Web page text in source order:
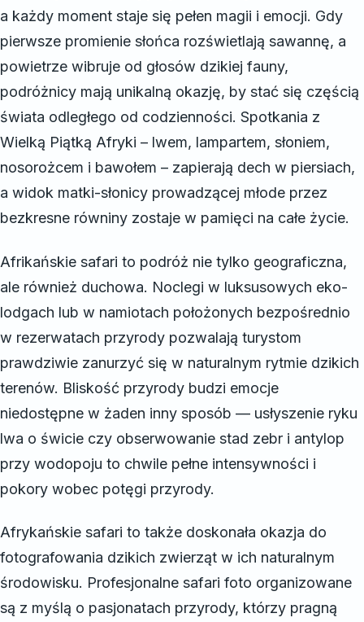
a każdy moment staje się pełen magii i emocji. Gdy
pierwsze promienie słońca rozświetlają sawannę, a
powietrze wibruje od głosów dzikiej fauny,
podróżnicy mają unikalną okazję, by stać się częścią
świata odległego od codzienności. Spotkania z
Wielką Piątką Afryki – lwem, lampartem, słoniem,
nosorożcem i bawołem – zapierają dech w piersiach,
a widok matki-słonicy prowadzącej młode przez
bezkresne równiny zostaje w pamięci na całe życie.
Afrikańskie safari to podróż nie tylko geograficzna,
ale również duchowa. Noclegi w luksusowych eko-
lodgach lub w namiotach położonych bezpośrednio
w rezerwatach przyrody pozwalają turystom
prawdziwie zanurzyć się w naturalnym rytmie dzikich
terenów. Bliskość przyrody budzi emocje
niedostępne w żaden inny sposób — usłyszenie ryku
lwa o świcie czy obserwowanie stad zebr i antylop
przy wodopoju to chwile pełne intensywności i
pokory wobec potęgi przyrody.
Afrykańskie safari to także doskonała okazja do
fotografowania dzikich zwierząt w ich naturalnym
środowisku. Profesjonalne safari foto organizowane
są z myślą o pasjonatach przyrody, którzy pragną